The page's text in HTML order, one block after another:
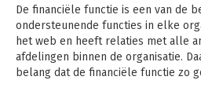
De financiële functie is een van de
ondersteunende functies in elke
het web en heeft relaties met alle
afdelingen binnen de organisatie.
belang dat de financiële functie zo